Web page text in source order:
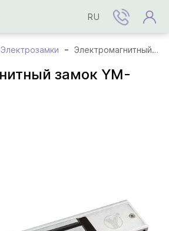
RU
Электрозамки Электромагнитный замок YM-280N
замок YM-